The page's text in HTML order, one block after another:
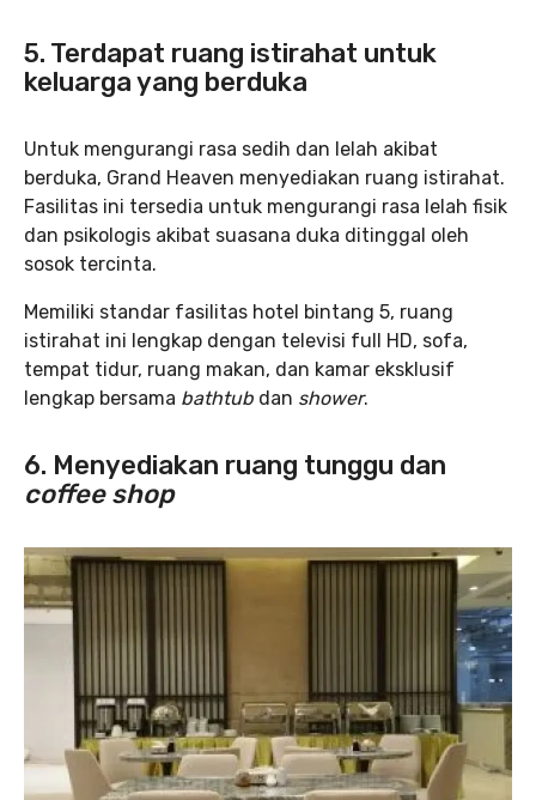
5. Terdapat ruang istirahat untuk
keluarga yang berduka
Untuk mengurangi rasa sedih dan lelah akibat
berduka, Grand Heaven menyediakan ruang istirahat.
Fasilitas ini tersedia untuk mengurangi rasa lelah fisik
dan psikologis akibat suasana duka ditinggal oleh
sosok tercinta.
Memiliki standar fasilitas hotel bintang 5, ruang
istirahat ini lengkap dengan televisi full HD, sofa,
tempat tidur, ruang makan, dan kamar eksklusif
lengkap bersama bathtub dan shower.
6. Menyediakan ruang tunggu dan
coffee shop